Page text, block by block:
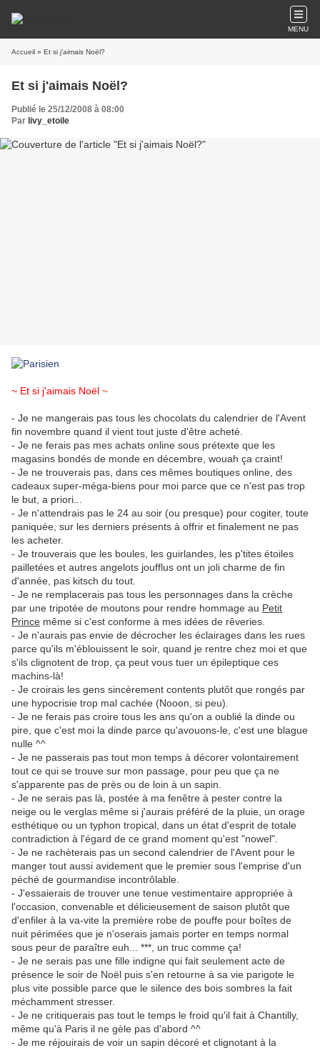
MENU
Accueil » Et si j'aimais Noël?
Et si j'aimais Noël?
Publié le 25/12/2008 à 08:00
Par livy_etoile
~ Et si j'aimais Noël ~
- Je ne mangerais pas tous les chocolats du calendrier de l'Avent
fin novembre quand il vient tout juste d'être acheté.
- Je ne ferais pas mes achats online sous prétexte que les
magasins bondés de monde en décembre, wouah ça craint!
- Je ne trouverais pas, dans ces mêmes boutiques online, des
cadeaux super-méga-biens pour moi parce que ce n'est pas trop
le but, a priori...
- Je n'attendrais pas le 24 au soir (ou presque) pour cogiter, toute
paniquée, sur les derniers présents à offrir et finalement ne pas
les acheter.
- Je trouverais que les boules, les guirlandes, les p'tites étoiles
pailletées et autres angelots joufflus ont un joli charme de fin
d'année, pas kitsch du tout.
- Je ne remplacerais pas tous les personnages dans la crèche
par une tripotée de moutons pour rendre hommage au Petit
Prince même si c'est conforme à mes idées de rêveries.
- Je n'aurais pas envie de décrocher les éclairages dans les rues
parce qu'ils m'éblouissent le soir, quand je rentre chez moi et que
s'ils clignotent de trop, ça peut vous tuer un épileptique ces
machins-là!
- Je croirais les gens sincèrement contents plutôt que rongés par
une hypocrisie trop mal cachée (Nooon, si peu).
- Je ne ferais pas croire tous les ans qu'on a oublié la dinde ou
pire, que c'est moi la dinde parce qu'avouons-le, c'est une blague
nulle ^^
- Je ne passerais pas tout mon temps à décorer volontairement
tout ce qui se trouve sur mon passage, pour peu que ça ne
s'apparente pas de près ou de loin à un sapin.
- Je ne serais pas là, postée à ma fenêtre à pester contre la
neige ou le verglas même si j'aurais préféré de la pluie, un orage
esthétique ou un typhon tropical, dans un état d'esprit de totale
contradiction à l'égard de ce grand moment qu'est "nowel".
- Je ne rachèterais pas un second calendrier de l'Avent pour le
manger tout aussi avidement que le premier sous l'emprise d'un
péché de gourmandise incontrôlable.
- J'essaierais de trouver une tenue vestimentaire appropriée à
l'occasion, convenable et délicieusement de saison plutôt que
d'enfiler à la va-vite la première robe de pouffe pour boîtes de
nuit périmées que je n'oserais jamais porter en temps normal
sous peur de paraître euh... ***, un truc comme ça!
- Je ne serais pas une fille indigne qui fait seulement acte de
présence le soir de Noël puis s'en retourne à sa vie parigote le
plus vite possible parce que le silence des bois sombres la fait
méchamment stresser.
- Je ne critiquerais pas tout le temps le froid qu'il fait à Chantilly,
même qu'à Paris il ne gèle pas d'abord ^^
- Je me réjouirais de voir un sapin décoré et clignotant à la